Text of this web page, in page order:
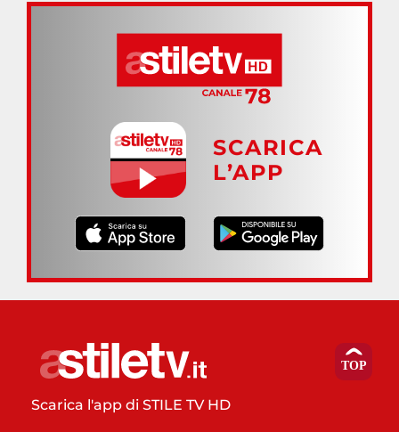
SCARICA
L’APP
Scarica l'app di STILE TV HD